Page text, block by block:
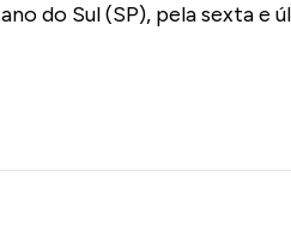
do Sul (SP), pela sexta e